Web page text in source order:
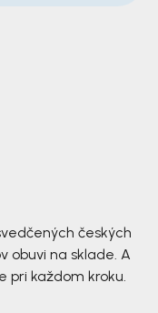
českých
obuvi na sklade. A
pri každom kroku.